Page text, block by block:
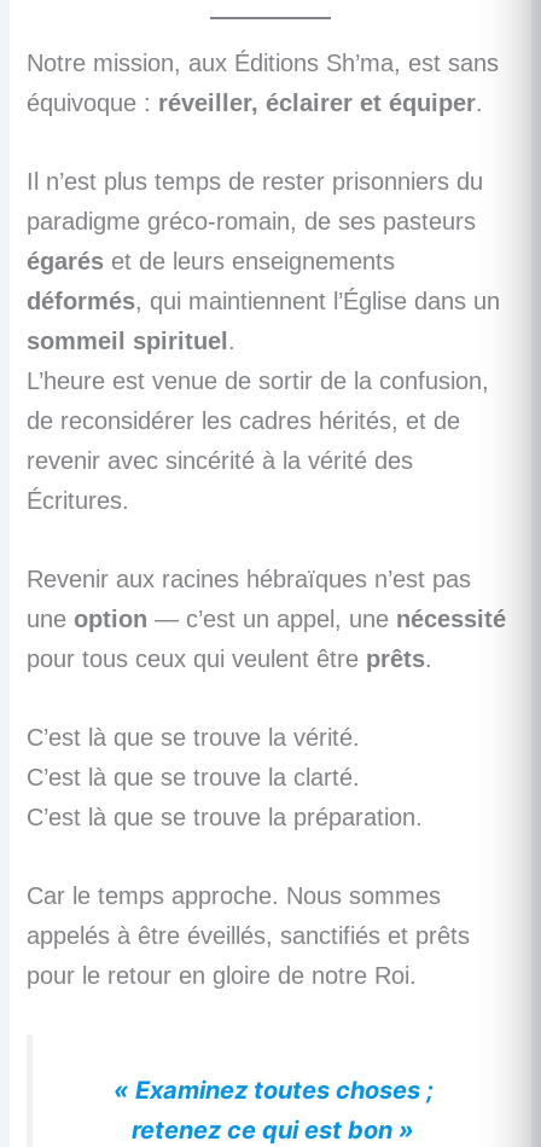
Notre mission, aux Éditions Sh’ma, est sans
équivoque : réveiller, éclairer et équiper.
Il n’est plus temps de rester prisonniers du
paradigme gréco-romain, de ses pasteurs
égarés et de leurs enseignements
déformés, qui maintiennent l’Église dans un
sommeil spirituel .
L’heure est venue de sortir de la confusion,
de reconsidérer les cadres hérités, et de
revenir avec sincérité à la vérité des
Écritures.
Revenir aux racines hébraïques n’est pas
uneoption— c’est un appel, une nécessité
pour tous ceux qui veulent être prêts.
C’est là que se trouve la vérité.
C’est là que se trouve la clarté.
C’est là que se trouve la préparation.
Car le temps approche. Nous sommes
appelés à être éveillés, sanctifiés et prêts
pour le retour en gloire de notre Roi.
« Examinez toutes choses ;
retenez ce qui est bon »